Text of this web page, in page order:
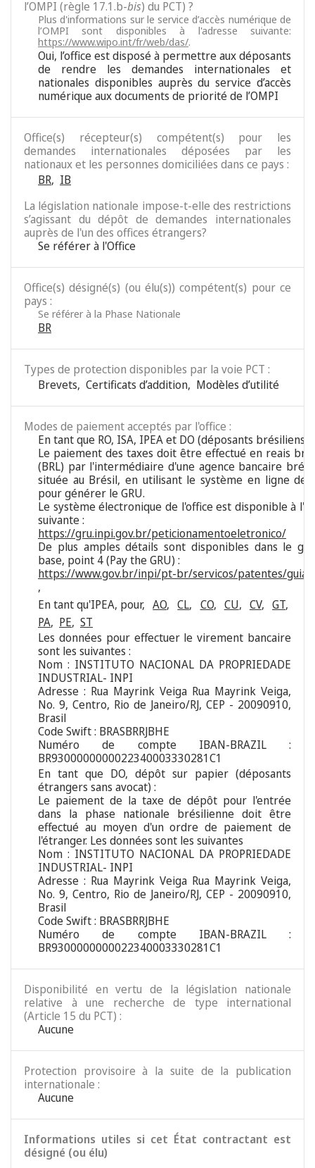
l’OMPI (règle 17.1.b-bis) du PCT) ?
Plus d'informations sur le service d’accès numérique de
l’OMPI sont disponibles à l'adresse suivante:
https://www.wipo.int/fr/web/das/.
Oui, l’office est disposé à permettre aux déposants
de rendre les demandes internationales et
nationales disponibles auprès du service d’accès
numérique aux documents de priorité de l’OMPI
Office(s) récepteur(s) compétent(s) pour les
demandes internationales déposées par les
nationaux et les personnes domiciliées dans ce pays :
BR, IB
La législation nationale impose-t-elle des restrictions
s’agissant du dépôt de demandes internationales
auprès de l'un des offices étrangers?
Se référer à l'Office
Office(s) désigné(s) (ou élu(s)) compétent(s) pour ce
pays :
Se référer à la Phase Nationale
BR
Types de protection disponibles par la voie PCT :
Brevets, Certificats d’addition, Modèles d’utilité
Modes de paiement acceptés par l'office :
En tant que RO, ISA, IPEA et DO (déposants brésiliens) :
Le paiement des taxes doit être effectué en reais
(BRL) par l'intermédiaire d'une agence bancaire
située au Brésil, en utilisant le système en ligne de
pour générer le GRU.
Le système électronique de l'office est disponible à
suivante :
https://gru.inpi.gov.br/peticionamentoeletronico/
De plus amples détails sont disponibles dans le
base, point 4 (Pay the GRU) :
https://www.gov.br/inpi/pt-br/servicos/patentes/guia-
,
En tant qu'IPEA, pour, AO, CL, CO, CU, CV, GT,
PA, PE, ST
Les données pour effectuer le virement bancaire
sont les suivantes :
Nom : INSTITUTO NACIONAL DA PROPRIEDADE
INDUSTRIAL- INPI
Adresse : Rua Mayrink Veiga Rua Mayrink Veiga,
No. 9, Centro, Rio de Janeiro/RJ, CEP - 20090910,
Brasil
Code Swift : BRASBRRJBHE
Numéro de compte IBAN-BRAZIL :
BR9300000000022340003330281C1
En tant que DO, dépôt sur papier (déposants
étrangers sans avocat) :
Le paiement de la taxe de dépôt pour l'entrée
dans la phase nationale brésilienne doit être
effectué au moyen d'un ordre de paiement de
l'étranger. Les données sont les suivantes
Nom : INSTITUTO NACIONAL DA PROPRIEDADE
INDUSTRIAL- INPI
Adresse : Rua Mayrink Veiga Rua Mayrink Veiga,
No. 9, Centro, Rio de Janeiro/RJ, CEP - 20090910,
Brasil
Code Swift : BRASBRRJBHE
Numéro de compte IBAN-BRAZIL :
BR9300000000022340003330281C1
Disponibilité en vertu de la législation nationale
relative à une recherche de type international
(Article 15 du PCT) :
Aucune
Protection provisoire à la suite de la publication
internationale :
Aucune
Informations utiles si cet État contractant est
désigné (ou élu)